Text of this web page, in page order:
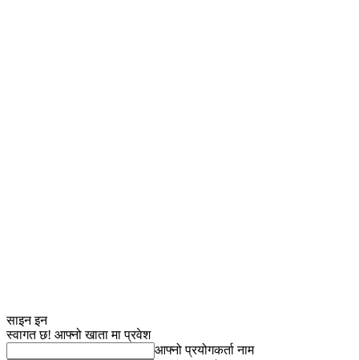
साइन इन
स्वागत छ! आफ्नो खाता मा प्रवेश
आफ्नो प्रयोगकर्ता नाम